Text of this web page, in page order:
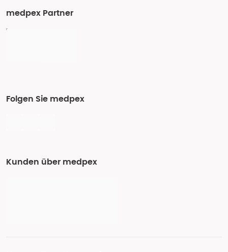
medpex Partner
Folgen Sie medpex
Kunden über medpex